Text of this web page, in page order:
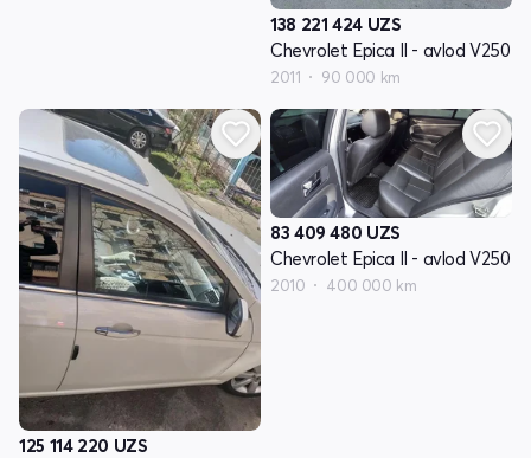
138 221 424 UZS
Chevrolet Epica II - avlod V250
2011 90 000 km
125 114 220 UZS
83 409 480 UZS
Chevrolet Epica II - avlod V250
2010 400 000 km